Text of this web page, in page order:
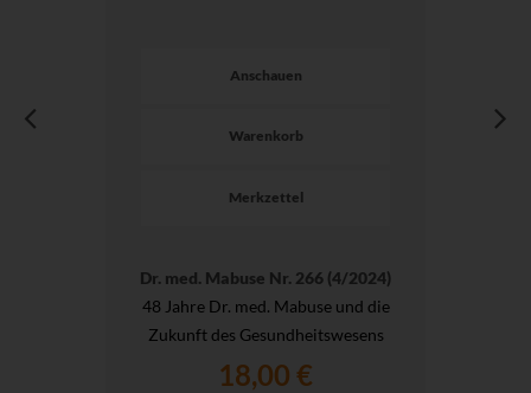
Anschauen
Warenkorb
Merkzettel
Dr. med. Mabuse Nr. 266 (4/2024)
48 Jahre Dr. med. Mabuse und die
Zukunft des Gesundheitswesens
18,00 €